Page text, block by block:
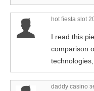
hot fiesta slot
I read this
comparison
daddy casino